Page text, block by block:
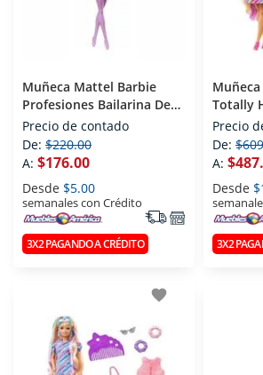
Muñeca Mattel Barbie
Profesiones Bailarina De
Ball
Precio de contado
De: $220.00
A: $176.00
Desde $5.00
semanales con Crédito
3X2 PAGANDO A CRÉDITO
Totally
Precio
De:
A:
Desde
3X2
favorite